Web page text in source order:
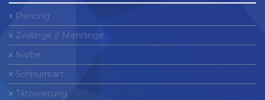
Piercing
Zwillinge // Mehrlinge
Narbe
Schnurrbart
Tätowierung